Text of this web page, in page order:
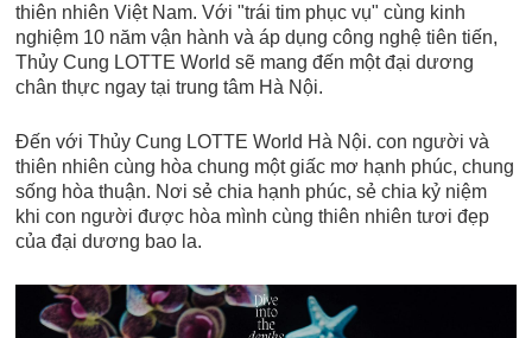
thiên nhiên Việt Nam. Với "trái tim phục vụ" cùng kinh
nghiệm 10 năm vận hành và áp dụng công nghệ tiên tiến,
Thủy Cung LOTTE World sẽ mang đến một đại dương
chân thực ngay tại trung tâm Hà Nội.
Đến với Thủy Cung LOTTE World Hà Nội. con người và
thiên nhiên cùng hòa chung một giấc mơ hạnh phúc, chung
sống hòa thuận. Nơi sẻ chia hạnh phúc, sẻ chia kỷ niệm
khi con người được hòa mình cùng thiên nhiên tươi đẹp
của đại dương bao la.